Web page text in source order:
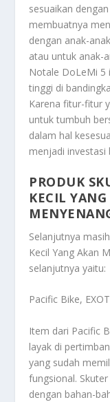
sesuaikan
membuatnya
dengan anak-
atau untuk anak-
Notale DoLeMi 5
tinggi di
Karena fitur-fitur
untuk tumbuh
dalam hal
menjadi investasi
PRODUK
KECIL
Selanjutnya
Kecil Yang Akan
selanjutnya yaitu:
Pacific Bike,
Item dari Pacific
layak di
yang sudah
fungsional.
dengan bahan-